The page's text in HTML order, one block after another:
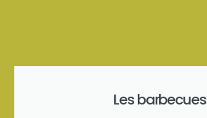
Les barbecues